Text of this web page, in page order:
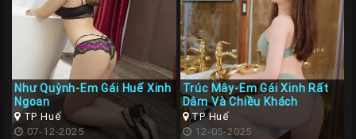
Gái
Gái
Gọi
Huế
Như Quỳnh-Em Gái Huế Xinh
Ngoan
TP Huế
07-12-2025
Trúc Mây-Em Gái Xinh Rất
Dâm Và Chiều Khách
TP Huế
12-05-2025